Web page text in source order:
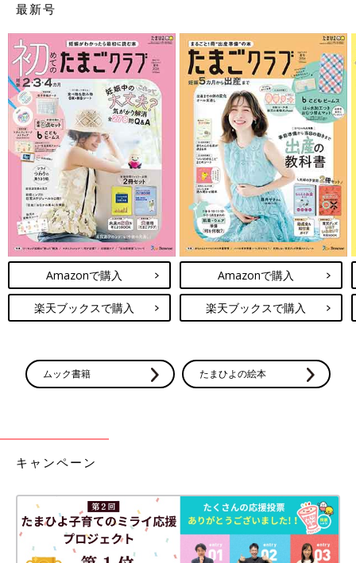
最新号
Amazonで購入
楽天ブックスで購入
Amazonで購入
楽天ブックスで購入
ムック書籍 たまひよの絵本
キャンペーン